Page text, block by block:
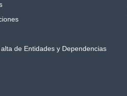
de Entidades y Dependencias